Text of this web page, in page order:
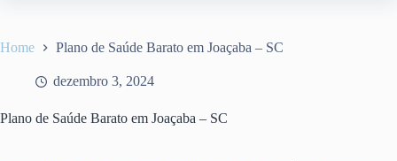
Home Plano de Saúde Barato em Joaçaba – SC
dezembro 3, 2024
Plano de Saúde Barato em Joaçaba – SC